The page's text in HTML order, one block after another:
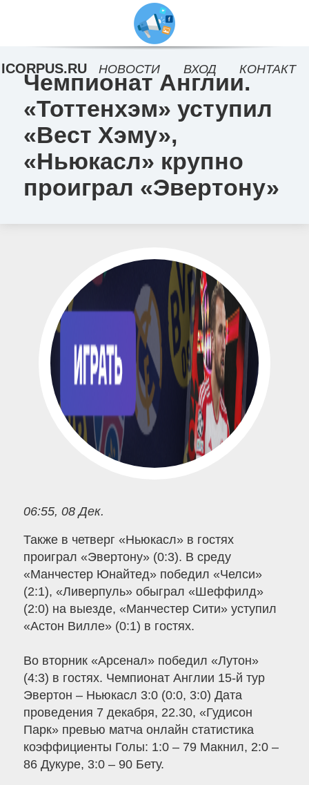
Чемпионат Англии.
«Тоттенхэм» уступил
«Вест Хэму»,
«Ньюкасл» крупно
проиграл «Эвертону»
06:55, 08 Дек.
Также в четверг «Ньюкасл» в гостях
проиграл «Эвертону» (0:3). В среду
«Манчестер Юнайтед» победил «Челси»
(2:1), «Ливерпуль» обыграл «Шеффилд»
(2:0) на выезде, «Манчестер Сити» уступил
«Астон Вилле» (0:1) в гостях.
Во вторник «Арсенал» победил «Лутон»
(4:3) в гостях. Чемпионат Англии 15-й тур
Эвертон – Ньюкасл 3:0 (0:0, 3:0) Дата
проведения 7 декабря, 22.30, «Гудисон
Парк» превью матча онлайн статистика
коэффициенты Голы: 1:0 – 79 Макнил, 2:0 –
86 Дукуре, 3:0 – 90 Бету.
ICORPUS.RU НОВОСТИ ВХОД КОНТАКТ